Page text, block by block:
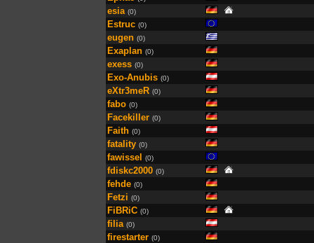
esia (0)
Estruc (0)
eugen (0)
Exaplan (0)
exess (0)
Exo-Anubis (0)
eXtr3meR (0)
fabo (0)
Facekiller (0)
Faith (0)
fatality (0)
fawissel (0)
fdiskc2000 (0)
fehde (0)
Fetzi (0)
FiBRiC (0)
filia (0)
firestarter (0)